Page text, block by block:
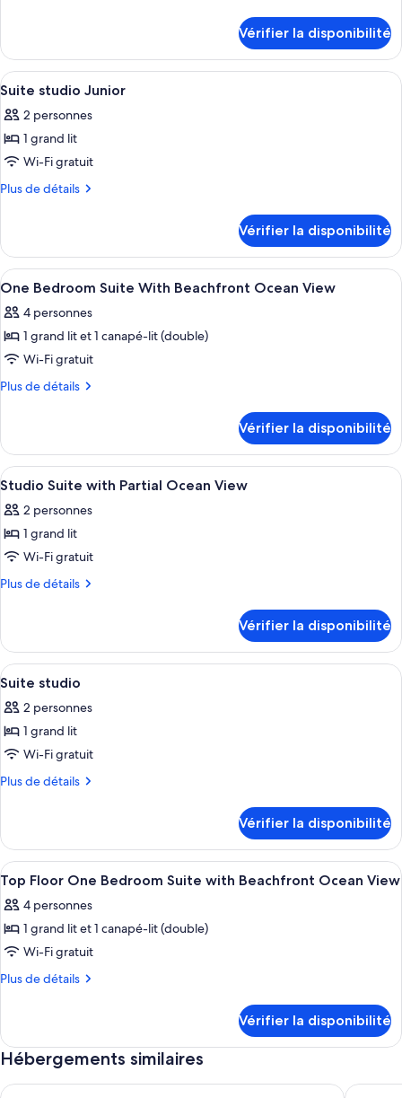
chambre :
Suite
Standard
Suite
Standard
Vérifier la disponibilité
Afficher
toutes
les
photos
pour
ce
chambre :
Suite
studio
Junior
Une chambre avec un plancher en
9
Suite studio Junior
2 personnes
1 grand lit
Wi-Fi gratuit
Plus de détails
Plus
Suite
studio
Junior
Vérifier la disponibilité
Afficher
toutes
les
photos
pour
ce
chambre :
One
Bedroom
Suite
With
Beachfront
Ocean
View
Une chambre à coucher avec un lit,
12
One Bedroom Suite With Beachfront Ocean View
4 personnes
1 grand lit et 1 canapé-lit (double)
Wi-Fi gratuit
Plus de détails
Plus
One
Bedroom
Suite
Beachfront
Ocean
Vérifier la disponibilité
Afficher
toutes
les
photos
pour
ce
chambre :
Studio
Suite
with
Partial
Ocean
View
Une chambre d’hôtel compacte
8
Studio Suite with Partial Ocean View
2 personnes
1 grand lit
Wi-Fi gratuit
Plus de détails
Plus
Studio
Suite
with
Ocean
View
Vérifier la disponibilité
Afficher
toutes
les
photos
pour
ce
chambre :
Suite
studio
Une chambre d’hôtel compacte
9
Suite studio
2 personnes
1 grand lit
Wi-Fi gratuit
Plus de détails
Plus
Suite
studio
Vérifier la disponibilité
Afficher
toutes
les
photos
pour
ce
chambre :
Top
Une chambre à coucher avec un lit,
10
Top Floor One Bedroom Suite with Beachfront Ocean View
4 personnes
1 grand lit et 1 canapé-lit (double)
Wi-Fi gratuit
Plus de détails
Plus
Top
Floor
Bedroom
Vérifier la disponibilité
Hébergements similaires
Hollywood Hills - Cozy Bed & Bath - walk to Runyon Canyon
Modern